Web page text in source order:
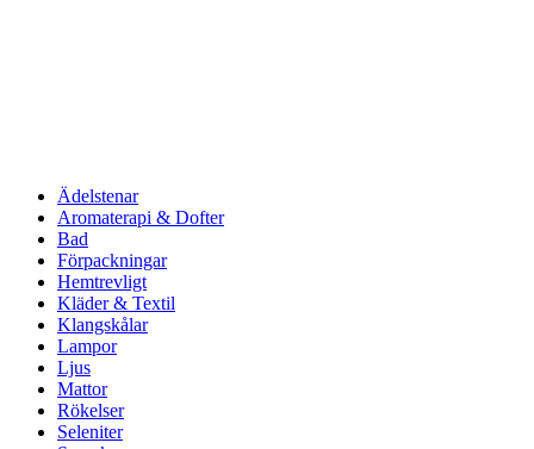
Ädelstenar
Aromaterapi & Dofter
Bad
Förpackningar
Hemtrevligt
Kläder & Textil
Klangskålar
Lampor
Ljus
Mattor
Rökelser
Seleniter